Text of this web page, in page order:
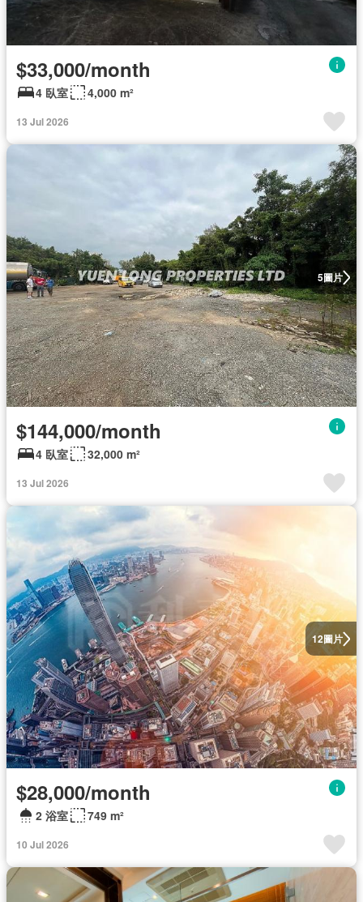
$33,000/month
4 臥室 4,000 m²
13 Jul 2026
5圖片
$144,000/month
4 臥室 32,000 m²
13 Jul 2026
12圖片
$28,000/month
2 浴室 749 m²
10 Jul 2026